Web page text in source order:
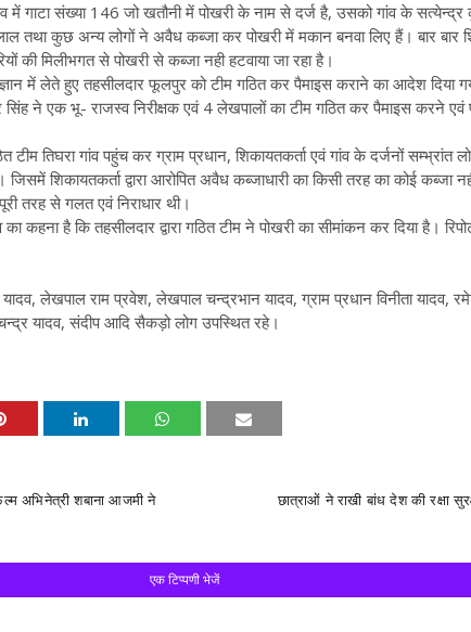
में गाटा संख्या 146 जो खतौनी में पोखरी के नाम से दर्ज है, उसको गांव के सत्येन्द्र
लाल तथा कुछ अन्य लोगों ने अवैध कब्जा कर पोखरी में मकान बनवा लिए हैं। बार
की मिलीभगत से पोखरी से कब्जा नही हटवाया जा रहा है।
में लेते हुए तहसीलदार फूलपुर को टीम गठित कर पैमाइस कराने का आदेश
ने एक भू- राजस्व निरीक्षक एवं 4 लेखपालों का टीम गठित कर पैमाइस करने एवं
तिघरा गांव पहुंच कर ग्राम प्रधान, शिकायतकर्ता एवं गांव के दर्जनों सम्भ्रांत
जिसमें शिकायतकर्ता द्वारा आरोपित अवैध कब्जाधारी का किसी तरह का कोई कब्जा
तरह से गलत एवं निराधार थी।
कहना है कि तहसीलदार द्वारा गठित टीम ने पोखरी का सीमांकन कर दिया है।
लेखपाल राम प्रवेश, लेखपाल चन्द्रभान यादव, ग्राम प्रधान विनीता यादव,
यादव, संदीप आदि सैकड़ो लोग उपस्थित रहे।
छात्राओं ने राखी बांध देश की रक्षा
अभिनेत्री शबाना आजमी ने
एक टिप्पणी भेजें